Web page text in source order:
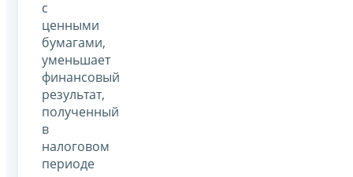
с
ценными
бумагами,
уменьшает
финансовый
результат,
полученный
в
налоговом
периоде